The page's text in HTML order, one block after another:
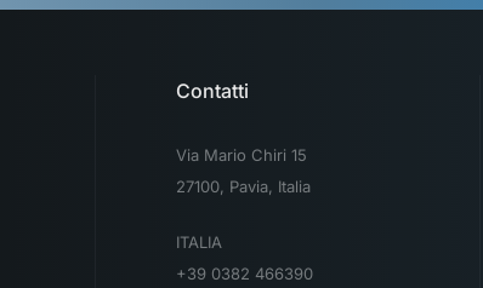
Contatti
Via Mario Chiri 15
27100, Pavia, Italia
ITALIA
+39 0382 466390